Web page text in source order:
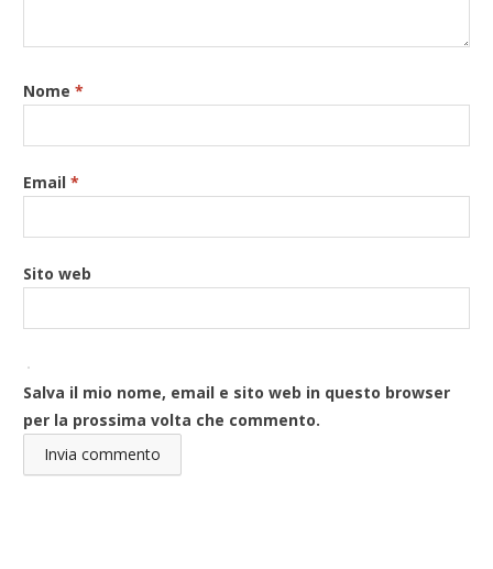
Nome*
Email*
Sito web
Salva il mio nome, email e sito web in questo browser
per la prossima volta che commento.